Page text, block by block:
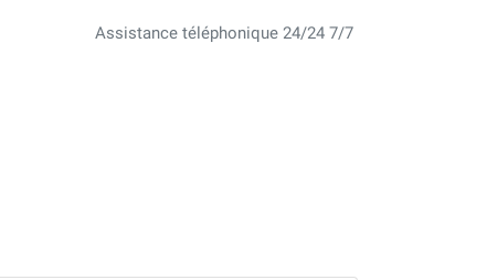
Assistance téléphonique 24/24 7/7